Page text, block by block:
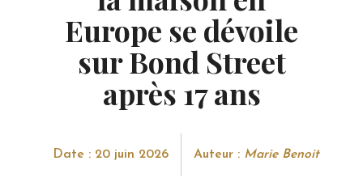
Europe se dévoile
sur Bond Street
après 17 ans
Date : 20 juin 2026 Auteur : Marie Benoit